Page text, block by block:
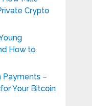
Crypto
How to
Payments –
Your Bitcoin